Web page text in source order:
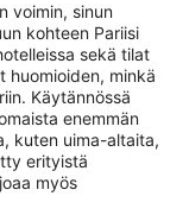
voimin, sinun
kohteen Pariisi
sekä tilat
huomioiden, minkä
Käytännössä
enemmän
kuten uima-altaita,
erityistä
myös